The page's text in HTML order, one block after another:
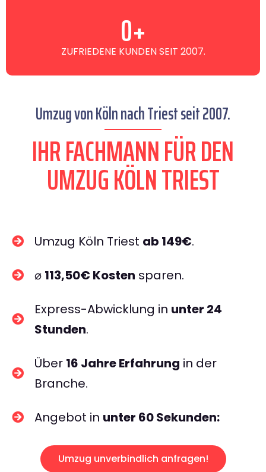
ZUFRIEDENE KUNDEN SEIT 2007.
0+
Umzug von Köln nach Triest seit 2007.
IHR FACHMANN FÜR DEN
UMZUG KÖLN TRIEST
Umzug Köln Triest ab 149€.
⌀ 113,50€ Kosten sparen.
Express-Abwicklung in unter 24
Stunden.
Über 16 Jahre Erfahrung in der
Branche.
Angebot in unter 60 Sekunden:
Umzug unverbindlich anfragen!